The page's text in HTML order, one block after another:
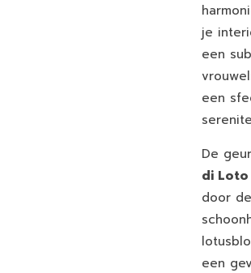
je
een
een
De
di Loto
door
een